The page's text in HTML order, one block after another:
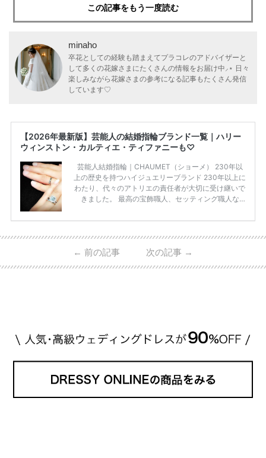
この記事をもう一度読む
minaho
卒花としての経験も踏まえてプラコレのアドバイザーと
して多くの花嫁さまにたくさんの情報をお届け中⸝⋆ 日々
楽しみながら花嫁さまの参考になる記事もたくさん発信
しています♡
【2026年最新版】芸能人の結婚指輪ブランド一覧｜ハリー
ウィンストン・カルティエ・ティファニーも♡
芸能人結婚指輪｜CHAUMET（ショーメ） 230年以
上の歴史を持つハイジュエリーブランド 230年以上に
わたり、代々のアトリエの責任者が大切に受け継いで
きました。 最高の宝飾職人、セッティング職人な
高品質の宝石を扱っています。 至高のデザインと品
ん・魔裟斗さんの婚約指輪 魔裟斗さんが矢沢さんに
贈られた指輪は1カラットのものです。 ショーメの価
← 前の記事 次の記事 →